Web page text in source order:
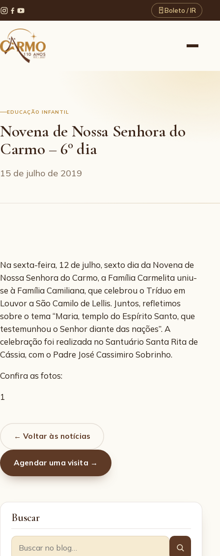
Boleto / IR
EDUCAÇÃO INFANTIL
Novena de Nossa Senhora do
Carmo – 6° dia
15 de julho de 2019
Na sexta-feira, 12 de julho, sexto dia da Novena de
Nossa Senhora do Carmo, a Família Carmelita uniu-
se à Família Camiliana, que celebrou o Tríduo em
Louvor a São Camilo de Lellis. Juntos, refletimos
sobre o tema “Maria, templo do Espírito Santo, que
testemunhou o Senhor diante das nações”. A
celebração foi realizada no Santuário Santa Rita de
Cássia, com o Padre José Cassimiro Sobrinho.
Confira as fotos:
1
← Voltar às notícias
Agendar uma visita →
Buscar